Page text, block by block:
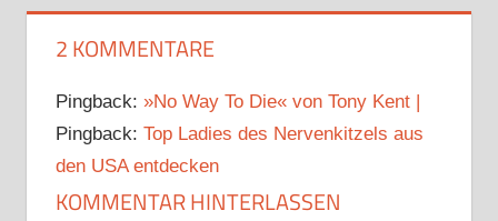
2 KOMMENTARE
Pingback: »No Way To Die« von Tony Kent |
Pingback: Top Ladies des Nervenkitzels aus
den USA entdecken
KOMMENTAR HINTERLASSEN